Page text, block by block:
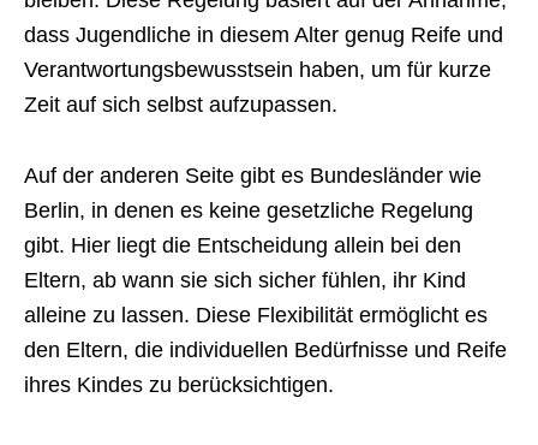
dass Jugendliche in diesem Alter genug Reife und
Verantwortungsbewusstsein haben, um für kurze
Zeit auf sich selbst aufzupassen.
Auf der anderen Seite gibt es Bundesländer wie
Berlin, in denen es keine gesetzliche Regelung
gibt. Hier liegt die Entscheidung allein bei den
Eltern, ab wann sie sich sicher fühlen, ihr Kind
alleine zu lassen. Diese Flexibilität ermöglicht es
den Eltern, die individuellen Bedürfnisse und Reife
ihres Kindes zu berücksichtigen.